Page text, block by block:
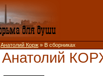
Анатолий Корж » В сборниках
Анатолий